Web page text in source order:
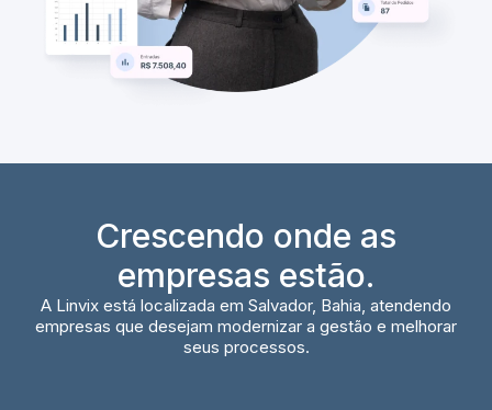
Crescendo onde as
empresas estão.
A Linvix está localizada em Salvador, Bahia, atendendo
empresas que desejam modernizar a gestão e melhorar
seus processos.